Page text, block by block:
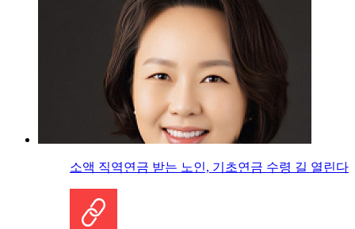
소액 직역연금 받는 노인, 기초연금 수령 길 열린다